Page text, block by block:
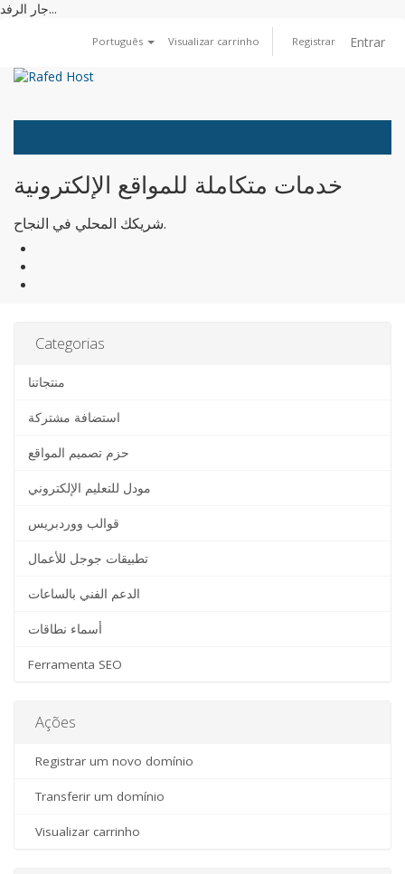
جار الرفد...
Português Visualizar carrinho Registrar Entrar
خدمات متكاملة للمواقع الإلكترونية
شريكك المحلي في النجاح.
Categorias
منتجاتنا
استضافة مشتركة
حزم تصميم المواقع
مودل للتعليم الإلكتروني
قوالب ووردبريس
تطبيقات جوجل للأعمال
الدعم الفني بالساعات
أسماء نطاقات
Ferramenta SEO
Ações
Registrar um novo domínio
Transferir um domínio
Visualizar carrinho